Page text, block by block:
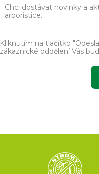
Chci dostávat novinky a
arboristice.
Kliknutím na tlačítko
zákaznické oddělení Vás